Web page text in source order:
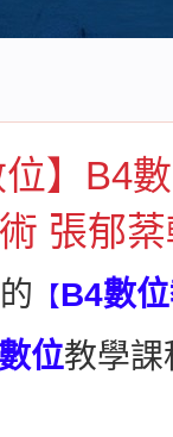
】B4
張郁
【B4數
數位教學